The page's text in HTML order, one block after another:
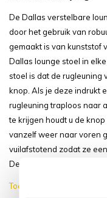
De Dallas verstelbare
door het gebruik van
gemaakt is van kunststof
Dallas lounge stoel in
stoel is dat de rugleuning
knop. Als je deze indrukt
rugleuning traploos naar
te krijgen houdt u de
vanzelf weer naar voren
vuilafstotend zodat ze
De...
Toon meer